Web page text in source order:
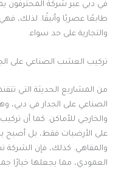
في دبي عبر شركة المحترفون
طابعًا عصريًا وأنيقًا. لذلك،
والتجارية على حد سواء.
تركيب العشب الصناعي على
من المشاريع الحديثة التي
الصناعي على الجدار في دبي،
والخارجي للأماكن. كما أن
على الأرضيات فقط، بل أصبح
والمقاهي. كذلك، فإن الشركة
العمودي، مما يجعلها خيارًا